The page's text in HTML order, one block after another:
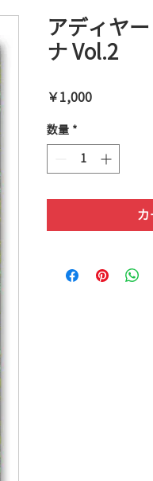
アディヤ
ナ Vol.2
￥1,000価
数量 *
カ